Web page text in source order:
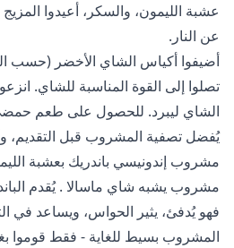
عشبة الليمون، والسكر، أعيدوا المزيج
عن النار.
أضيفوا أكياس الشاي الأخضر (حسب
تصلوا إلى القوة المناسبة للشاي.
الشاي ليبرد. للحصول على طعم
يُفضل تصفية المشروب قبل التقديم،
مشروب إندونيسي باندريك بعشبة
مشروب يشبه شاي ماسالا . يُقدم
فهو يُدفئ، يثير الحواس، ويساعد في
المشروب بسيط للغاية - فقط قوموا